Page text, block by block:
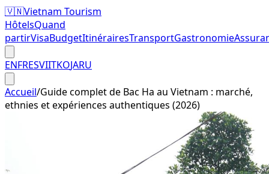
🇻🇳Vietnam Tourism
HôtelsQuand
partirVisaBudgetItinérairesTransportGastronomie
ENFRESVIITKOJARU
Accueil/Guide complet de Bac Ha au Vietnam : marché,
ethnies et expériences authentiques (2026)